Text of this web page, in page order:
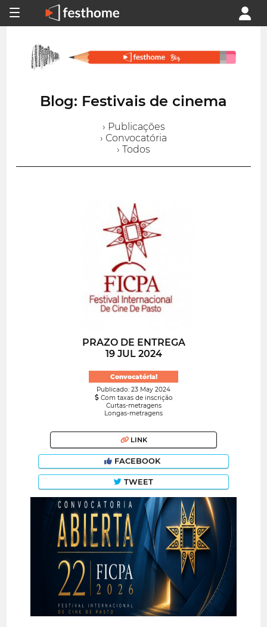
Blog: Festivais de cinema
› Publicações
› Convocatória
› Todos
PRAZO DE ENTREGA
19 JUL 2024
Convocatória!
Publicado: 23 May 2024
Com taxas de inscrição
Curtas-metragens
Longas-metragens
LINK
FACEBOOK
TWEET